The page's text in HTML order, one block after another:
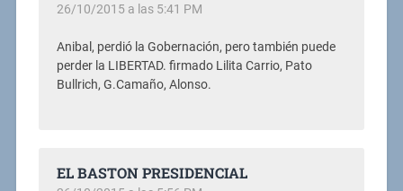
26/10/2015 a las 5:41 PM
Anibal, perdió la Gobernación, pero también puede
perder la LIBERTAD. firmado Lilita Carrio, Pato
Bullrich, G.Camaño, Alonso.
EL BASTON PRESIDENCIAL